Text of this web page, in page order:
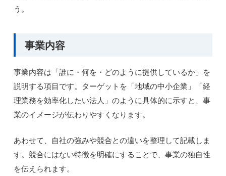
う。
事業内容
事業内容は「誰に・何を・どのように提供しているか」を
説明する項目です。ターゲットを「地域の中小企業」「経
理業務を効率化したい法人」のように具体的に示すと、事
業のイメージが伝わりやすくなります。
あわせて、自社の強みや競合との違いを整理して記載しま
す。競合にはない特徴を明確にすることで、事業の独自性
を伝えられます。